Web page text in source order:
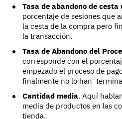
Tasa de abandono de cesta
porcentaje de sesiones que
la cesta de la compra pero
la transacción.
Tasa de Abandono del
corresponde con el
empezado el proceso de
finalmente no lo han
Cantidad media. Aquí
media de productos en las
tienda.